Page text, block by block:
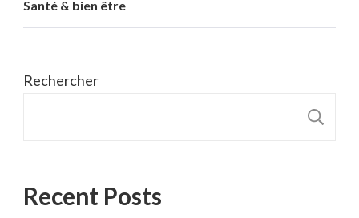
Santé & bien être
Rechercher
Recent Posts